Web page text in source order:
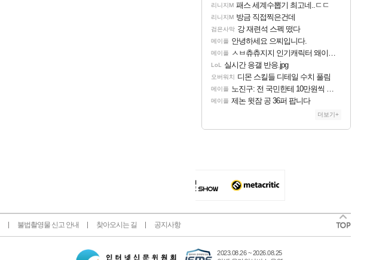
리니지M 패스 세계수뽑기 최고네..ㄷㄷ
리니지M 방금 직접찍은건데
검은사막 강 재련석 스펙 떴다
메이플 안녕하세요 으찌입니다.
메이플 ㅅㅂ츄츄지지 인기캐릭터 왜이러는데?
LoL 실시간 응갤 반응.jpg
오버워치 디몬 스킬들 디테일 수치 풀림
메이플 노진구: 전 국민한테 10만원씩 줄거야.gif
메이플 제논 윗잠 공 36퍼 팝니다
더보기+
불법촬영물 신고 안내 찾아오시는 길 공지사항
2023.08.26 ~ 2026.08.25